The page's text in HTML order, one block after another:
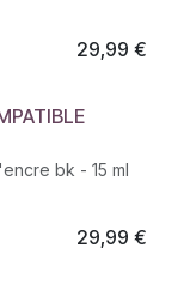
29,99 €
CARTOUCHE: Jet d'encre bk - 15 ml
29,99 €